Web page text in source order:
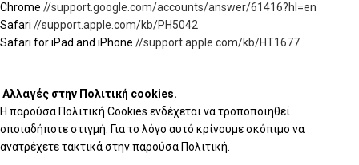
Chrome //support.google.com/accounts/answer/61416?hl=en
Safari //support.apple.com/kb/PH5042
Safari for iPad and iPhone //support.apple.com/kb/HT1677
Αλλαγές στην Πολιτική cookies.
Η παρούσα Πολιτική Cookies ενδέχεται να τροποποιηθεί
οποιαδήποτε στιγμή. Για το λόγο αυτό κρίνουμε σκόπιμο να
ανατρέχετε τακτικά στην παρούσα Πολιτική.